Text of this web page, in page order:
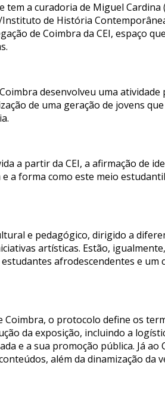
a curadoria de Miguel Cardina
de História
de Coimbra da CEI, espaço
desenvolveu uma
de uma geração de jovens
a partir da CEI, a afirmação de
a forma como este meio
e pedagógico, dirigido a
artísticas. Estão,
afrodescendentes e um
Coimbra, o protocolo define os
da exposição, incluindo a
e a sua promoção pública. Já ao
além da dinamização da